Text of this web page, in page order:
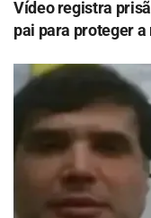
Vídeo registra
pai para proteger